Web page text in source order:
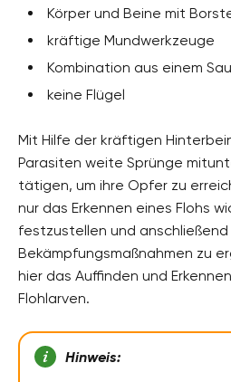
Körper und Beine mit
kräftige Mundwerkzeuge
Kombination aus einem
keine Flügel
Mit Hilfe der kräftigen
Parasiten weite Sprünge
tätigen, um ihre Opfer zu
nur das Erkennen eines Flohs
festzustellen und
Bekämpfungsmaßnahmen zu
hier das Auffinden und
Flohlarven.
Hinweis: